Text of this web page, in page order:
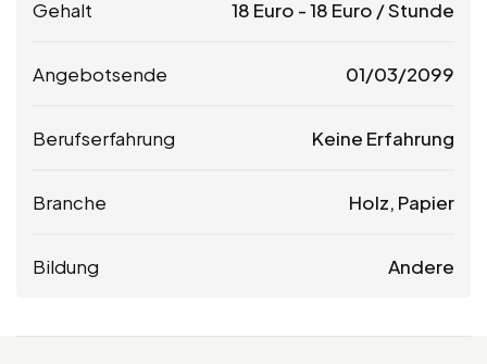
Gehalt 18 Euro -18 Euro / Stunde
Angebotsende 01/03/2099
Berufserfahrung Keine Erfahrung
Branche Holz, Papier
Bildung Andere